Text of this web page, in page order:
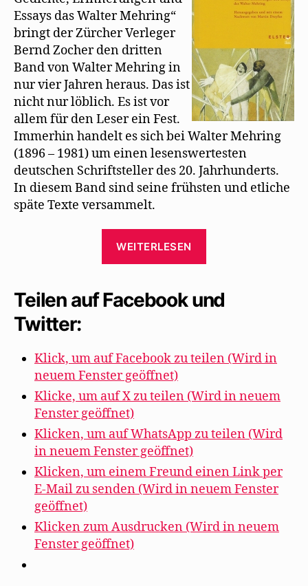
Dada-
Texte
Essays das Walter Mehring“
bringt der Zürcher Verleger
Bernd Zocher den dritten
Band von Walter Mehring in
nur vier Jahren heraus. Das ist
nicht nur löblich. Es ist vor
allem für den Leser ein Fest.
Immerhin handelt es sich bei Walter Mehring
(1896 – 1981) um einen lesenswertesten
deutschen Schriftsteller des 20. Jahrhunderts.
In diesem Band sind seine frühsten und etliche
späte Texte versammelt.
WEITERLESEN
Sturm-
und
Texte
heraus“
Teilen auf Facebook und
Twitter:
Klick, um auf Facebook zu teilen (Wird in
neuem Fenster geöffnet)
Klicke, um auf X zu teilen (Wird in neuem
Fenster geöffnet)
Klicken, um auf WhatsApp zu teilen (Wird
in neuem Fenster geöffnet)
Klicken, um einem Freund einen Link per
E-Mail zu senden (Wird in neuem Fenster
geöffnet)
Klicken zum Ausdrucken (Wird in neuem
Fenster geöffnet)